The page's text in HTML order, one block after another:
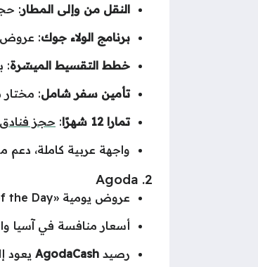
النقل من وإلى المطار:
برنامج الولاء جوك: عروض
خطط التقسيط الميسّرة:
تأمين سفر شامل: مختار
تمارا 12 شهرًا
: حجز فنادق
واجهة عربية كاملة، دعم
2. Agoda
عروض يومية «Deals of the Day» تُحدث كل 24 ساعة.
أسعار منافسة في آسيا
رصيد AgodaCash يعود